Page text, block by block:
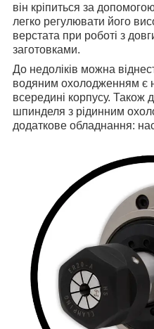
він кріпиться за
легко регулювати його
верстата при роботі з
заготовками.
До недоліків можна
водяним охолодженням є
всередині корпусу. Також
шпинделя з рідинним
додаткове обладнання: